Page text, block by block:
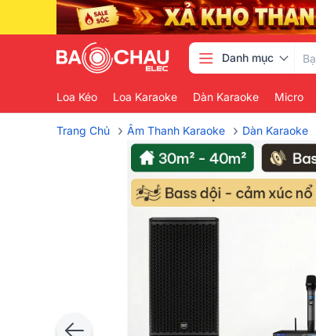
Danh mục
Loa Kéo Loa Karaoke Dàn Karaoke Micro
Trang Chủ › Âm Thanh Karaoke › Dàn Karaoke